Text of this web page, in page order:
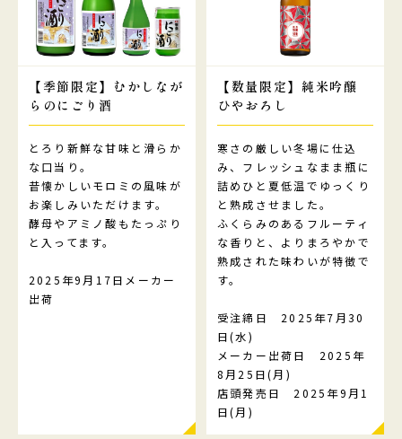
【季節限定】むかしなが
らのにごり酒
とろり新鮮な甘味と滑らか
な口当り。
昔懐かしいモロミの風味が
お楽しみいただけます。
酵母やアミノ酸もたっぷり
と入ってます。
2025年9月17日メーカー
出荷
【数量限定】純米吟醸
ひやおろし
寒さの厳しい冬場に仕込
み、フレッシュなまま瓶に
詰めひと夏低温でゆっくり
と熟成させました。
ふくらみのあるフルーティ
な香りと、よりまろやかで
熟成された味わいが特徴で
す。
受注締日 2025年7月30
日(水)
メーカー出荷日 2025年
8月25日(月)
店頭発売日 2025年9月1
日(月)